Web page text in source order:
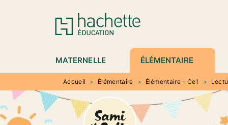
MENU RECHERCHE
MATERNELLE ÉLÉMENTAIRE
Accueil > Élémentaire > Élémentaire - Ce1 >